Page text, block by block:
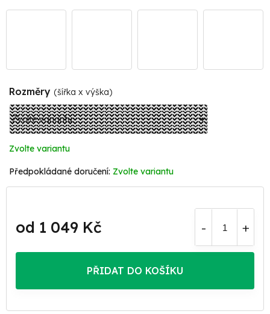
Rozměry (šířka x výška)
Zvolte variantu
Zvolte variantu
od 1 049 Kč
cena:
PŘIDAT DO KOŠÍKU